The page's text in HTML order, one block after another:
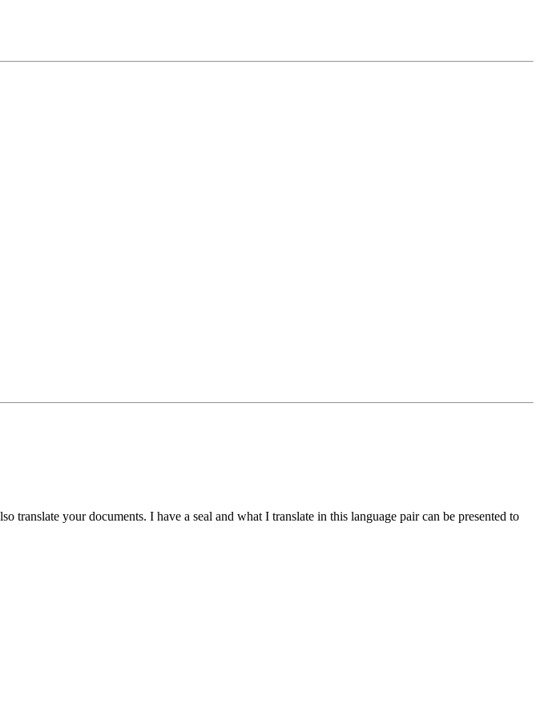
your documents. I have a seal and what I translate in this language pair can be presented to